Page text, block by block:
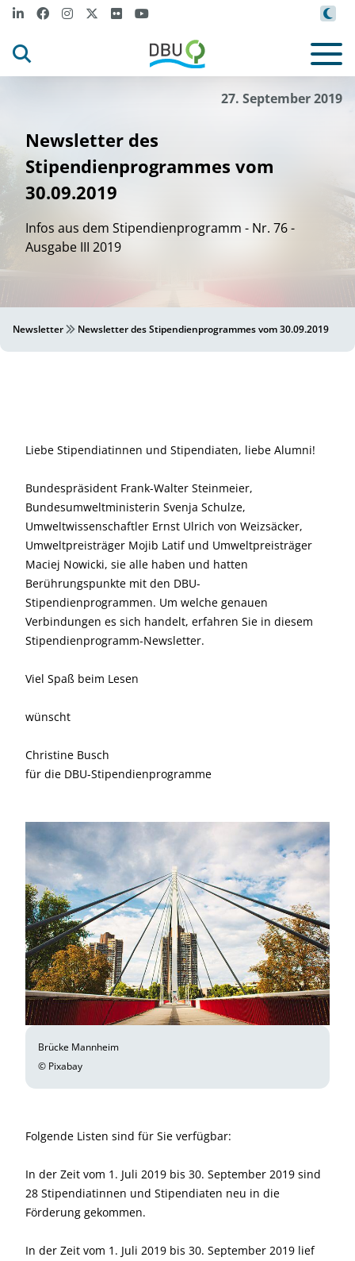
27. September 2019
Newsletter des
Stipendienprogrammes vom
30.09.2019
Infos aus dem Stipendienprogramm - Nr. 76 -
Ausgabe III 2019
Newsletter Newsletter des Stipendienprogrammes vom 30.09.2019
Liebe Stipendiatinnen und Stipendiaten, liebe Alumni!
Bundespräsident Frank-Walter Steinmeier,
Bundesumweltministerin Svenja Schulze,
Umweltwissenschaftler Ernst Ulrich von Weizsäcker,
Umweltpreisträger Mojib Latif und Umweltpreisträger
Maciej Nowicki, sie alle haben und hatten
Berührungspunkte mit den DBU-
Stipendienprogrammen. Um welche genauen
Verbindungen es sich handelt, erfahren Sie in diesem
Stipendienprogramm-Newsletter.
Viel Spaß beim Lesen
wünscht
Christine Busch
für die DBU-Stipendienprogramme
Brücke Mannheim
© Pixabay
Folgende Listen sind für Sie verfügbar:
In der Zeit vom 1. Juli 2019 bis 30. September 2019 sind
28 Stipendiatinnen und Stipendiaten neu in die
Förderung gekommen.
In der Zeit vom 1. Juli 2019 bis 30. September 2019 lief